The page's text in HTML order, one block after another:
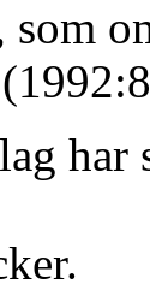
som
har